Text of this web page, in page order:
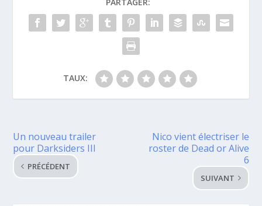
TAUX:
Un nouveau trailer
pour Darksiders III
PRÉCÉDENT
Nico vient électriser le
roster de Dead or Alive
6
SUIVANT